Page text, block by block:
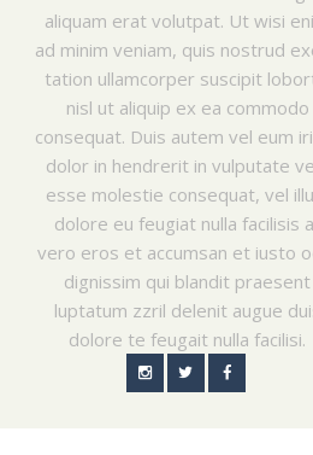
aliquam erat volutpat. Ut wisi
ad minim veniam, quis nostrud
tation ullamcorper suscipit
nisl ut aliquip ex ea commodo
consequat. Duis autem vel eum
dolor in hendrerit in vulputate
esse molestie consequat, vel
dolore eu feugiat nulla facilisis
vero eros et accumsan et iusto
dignissim qui blandit praesent
luptatum zzril delenit augue
dolore te feugait nulla facilisi.